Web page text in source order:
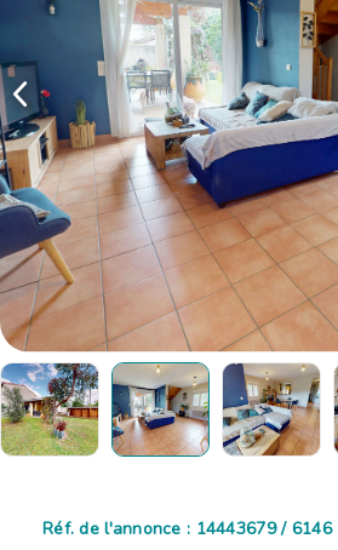
Réf. de l'annonce : 14443679 / 6146